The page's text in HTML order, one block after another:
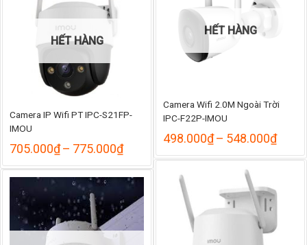
HẾT HÀNG
Camera Wifi 2.0M Ngoài Trời
IPC-F22P-IMOU
498.000₫– 548.000₫
từ
HẾT HÀNG
Camera IP Wifi PT IPC-S21FP-
IMOU
705.000₫– 775.000₫Khoảng
từ
705.000₫
đến
775.000₫